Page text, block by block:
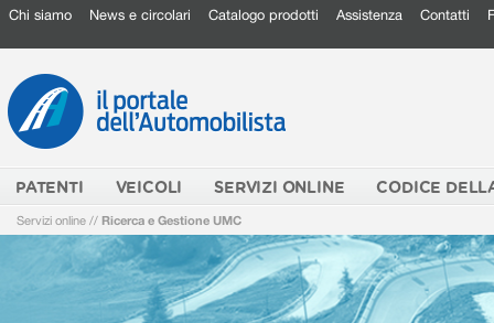
Chi siamo News e circolari Catalogo prodotti Assistenza Contatti
PATENTI VEICOLI SERVIZI ONLINE CODICE
Servizi online // Ricerca e Gestione UMC